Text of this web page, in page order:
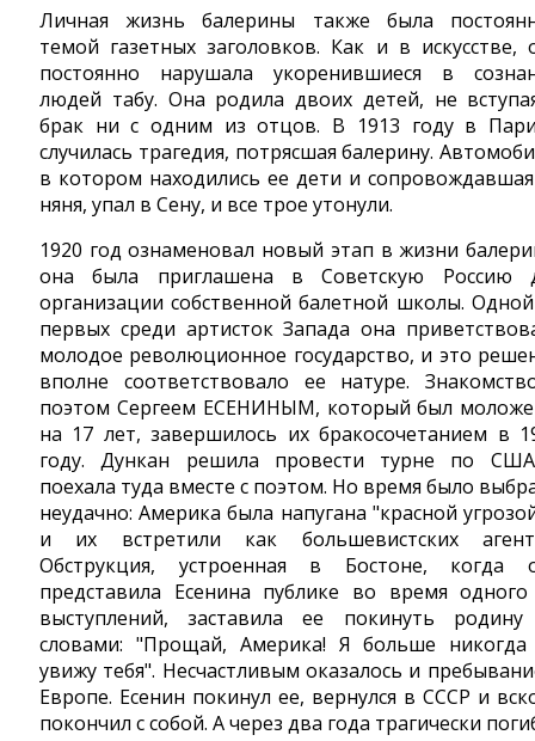
Личная жизнь балерины также была
темой газетных заголовков. Как и в искусстве,
постоянно нарушала укоренившиеся в
людей табу. Она родила двоих детей, не
брак ни с одним из отцов. В 1913 году в
случилась трагедия, потрясшая балерину.
в котором находились ее дети и
няня, упал в Сену, и все трое утонули.
1920 год ознаменовал новый этап в жизни
она была приглашена в Советскую Россию
организации собственной балетной школы.
первых среди артисток Запада она
молодое революционное государство, и это
вполне соответствовало ее натуре.
поэтом Сергеем ЕСЕНИНЫМ, который был
на 17 лет, завершилось их бракосочетанием в
году. Дункан решила провести турне по
поехала туда вместе с поэтом. Но время было
неудачно: Америка была напугана "красной
и их встретили как большевистских
Обструкция, устроенная в Бостоне, когда
представила Есенина публике во время
выступлений, заставила ее покинуть
словами: "Прощай, Америка! Я больше
увижу тебя". Несчастливым оказалось и
Европе. Есенин покинул ее, вернулся в СССР и
покончил с собой. А через два года трагически